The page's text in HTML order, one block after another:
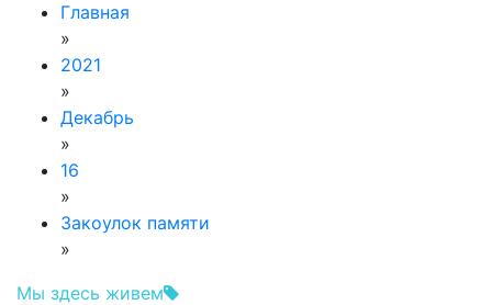
Главная
»
2021
»
Декабрь
»
16
»
Закоулок памяти
»
Мы здесь живем